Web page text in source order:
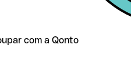
com a Qonto